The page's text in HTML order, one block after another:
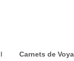
Carnets de